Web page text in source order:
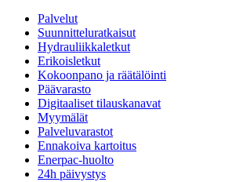
Palvelut
Suunnitteluratkaisut
Hydrauliikkaletkut
Erikoisletkut
Kokoonpano ja räätälöinti
Päävarasto
Digitaaliset tilauskanavat
Myymälät
Palveluvarastot
Ennakoiva kartoitus
Enerpac-huolto
24h päivystys